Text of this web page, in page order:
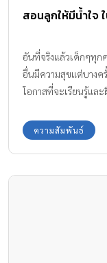
สอนลูกให้มีน้ำใจ
อันที่จริงแล้วเด็กๆทุก
อื่นมีความสุขแต่บางค
โอกาสที่จะเรียนรู้แล
ความสัมพันธ์